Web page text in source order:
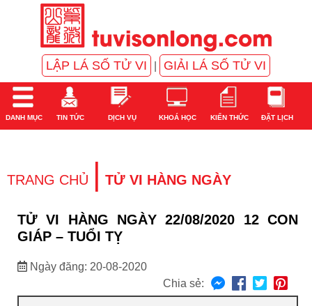
LẬP LÁ SỐ TỬ VI GIẢI LÁ SỐ TỬ VI
DANH MỤC TIN TỨC DỊCH VỤ KHOÁ HỌC KIẾN THỨC ĐẶT LỊCH
TRANG CHỦ | TỬ VI HÀNG NGÀY
TỬ VI HÀNG NGÀY 22/08/2020 12 CON
GIÁP – TUỔI TỴ
Ngày đăng: 20-08-2020
Chia sẻ: